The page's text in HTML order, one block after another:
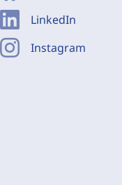
LinkedIn
Instagram